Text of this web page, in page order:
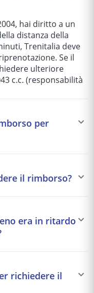
hai diritto a un
distanza della
Trenitalia deve
Se il
ulteriore
c.c. (responsabilità
per
tramite il sito di
il rimborso?
per azioni
entro 2 mesi dalla
era in ritardo
al compenso. Inoltre,
sostenuti
richiedere il